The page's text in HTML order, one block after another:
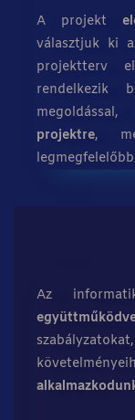
A projekt
választjuk ki
projektterv
rendelkezik
projektre,
Az